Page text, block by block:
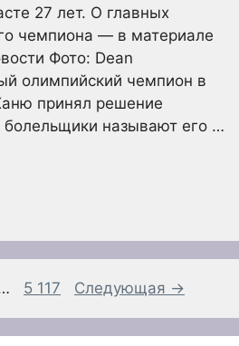
27 лет. О главных
чемпиона — в материале
Фото: Dean
олимпийский чемпион в
принял решение
болельщики называют его …
Страница
5 117 Следующая →